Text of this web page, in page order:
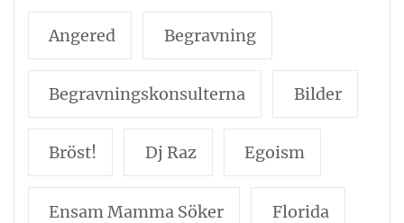
Angered Begravning
Begravningskonsulterna Bilder
Bröst! Dj Raz Egoism
Ensam Mamma Söker Florida